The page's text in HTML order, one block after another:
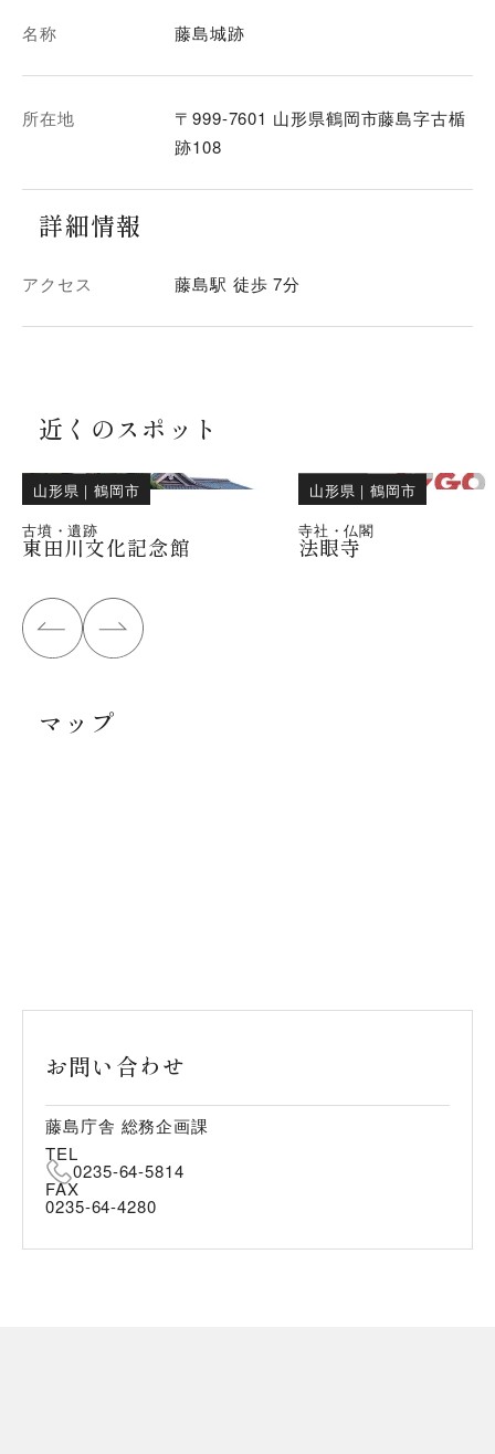
名称 藤島城跡
所在地
〒999-7601 山形県鶴岡市藤島字古楯
跡108
詳細情報
アクセス 藤島駅 徒歩 7分
近くのスポット
山形県 ｜鶴岡市
古墳・遺跡
東田川文化記念館
山形県 ｜鶴岡市
寺社・仏閣
法眼寺
マップ
お問い合わせ
藤島庁舎 総務企画課
TEL
0235-64-5814
FAX
0235-64-4280